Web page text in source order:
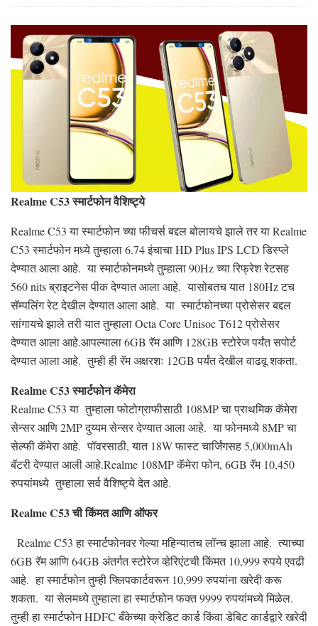
Realme C53 स्मार्टफोन वैशिष्ट्ये
Realme C53 या स्मार्टफोन च्या फीचर्स बद्दल बोलायचे झाले तर या Realme
C53 स्मार्टफोन मध्ये तुम्हाला 6.74 इंचाचा HD Plus IPS LCD डिस्प्ले
देण्यात आला आहे. या स्मार्टफोनमध्ये तुम्हाला 90Hz च्या रिफ्रेश रेटसह
560 nits ब्राइटनेस पीक देण्यात आला आहे. यासोबतच यात 180Hz टच
सॅम्पलिंग रेट देखील देण्यात आला आहे. या स्मार्टफोनच्या प्रोसेसर बद्दल
सांगायचे झाले तरी यात तुम्हाला Octa Core Unisoc T612 प्रोसेसर
देण्यात आला आहे.आपल्याला 6GB रॅम आणि 128GB स्टोरेज पर्यंत सपोर्ट
देण्यात आला आहे. तुम्ही ही रॅम अक्षरशः 12GB पर्यंत देखील वाढवू शकता.
Realme C53 स्मार्टफोन कॅमेरा
Realme C53 या तुम्हाला फोटोग्राफीसाठी 108MP चा प्राथमिक कॅमेरा
सेन्सर आणि 2MP दुय्यम सेन्सर देण्यात आला आहे. या फोनमध्ये 8MP चा
सेल्फी कॅमेरा आहे. पॉवरसाठी, यात 18W फास्ट चार्जिंगसह 5,000mAh
बॅटरी देण्यात आली आहे.Realme 108MP कॅमेरा फोन, 6GB रॅम 10,450
रुपयांमध्ये तुम्हाला सर्व वैशिष्ट्ये देत आहे.
Realme C53 ची किंमत आणि ऑफर
Realme C53 हा स्मार्टफोनवर गेल्या महिन्यातच लॉन्च झाला आहे. त्याच्या
6GB रॅम आणि 64GB अंतर्गत स्टोरेज व्हेरिएंटची किंमत 10,999 रुपये एवढी
आहे. हा स्मार्टफोन तुम्ही फ्लिपकार्टवरून 10,999 रुपयांना खरेदी करू
शकता. या सेलमध्ये तुम्हाला हा स्मार्टफोन फक्त 9999 रुपयांमध्ये मिळेल.
तुम्ही हा स्मार्टफोन HDFC बँकेच्या क्रेडिट कार्ड किंवा डेबिट कार्डद्वारे खरेदी